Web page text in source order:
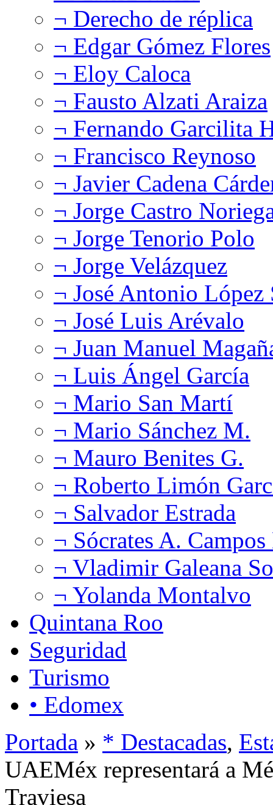
¬ Derecho de réplica
¬ Edgar Gómez Flores
¬ Eloy Caloca
¬ Fausto Alzati Araiza
¬ Fernando Garcilita
¬ Francisco Reynoso
¬ Javier Cadena
¬ Jorge Castro
¬ Jorge Tenorio Polo
¬ Jorge Velázquez
¬ José Antonio López
¬ José Luis Arévalo
¬ Juan Manuel
¬ Luis Ángel García
¬ Mario San Martí
¬ Mario Sánchez M.
¬ Mauro Benites G.
¬ Roberto Limón
¬ Salvador Estrada
¬ Sócrates A.
¬ Vladimir Galeana
¬ Yolanda Montalvo
Quintana Roo
Seguridad
Turismo
• Edomex
Portada » * Destacadas,
UAEMéx representará a
Traviesa